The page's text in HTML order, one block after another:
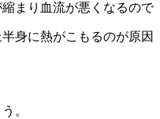
まり血流が悪くなるので
身に熱がこもるのが原因
。